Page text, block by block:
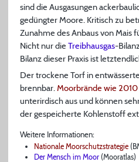
sind die Ausgasungen
gedüngter Moore. Kritisch zu
Zunahme des Anbaus von Mais
Nicht nur die Treibhausgas-
Bilanz dieser Praxis ist
Der trockene Torf in
brennbar. Moorbrände wie 2010
unterirdisch aus und können
der gespeicherte Kohlenstoff
Weitere Informationen:
Nationale Moorschutzstrategie
Der Mensch im Moor (Mooratlas)